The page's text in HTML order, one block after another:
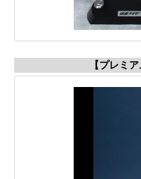
【プレミ